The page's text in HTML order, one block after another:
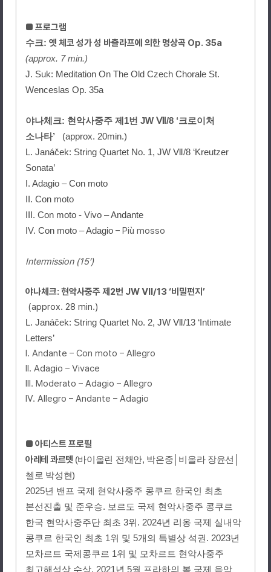
■ 프로그램
수크: 옛 체코 성가 성 바츨라프에 의한 명상곡 Op. 35a
(approx. 7 min.)
J. Suk: Meditation On The Old Czech Chorale St.
Wenceslas Op. 35a
야나체크: 현악사중주 제 1번 JW Ⅶ/8 ‘크로이처
소나타’
(approx. 20min.)
L. Janáček: String Quartet No. 1, JW Ⅶ/8 ‘Kreutzer
Sonata’
I. Adagio – Con moto
II. Con moto
III. Con moto - Vivo – Andante
IV. Con moto – Adagio – Più mosso
Intermission (15’)
야나체크: 현악사중주 제 2번 JW Ⅶ/13 ‘비밀편지 ’
(approx. 28 min.)
L. Janáček: String Quartet No. 2, JW Ⅶ/13 ‘Intimate
Letters’
I. Andante – Con moto – Allegro
II. Adagio – Vivace
III. Moderato – Adagio – Allegro
IV. Allegro – Andante – Adagio
■ 아티스트 프로필
아레테 콰르텟 (바이올린 전채안, 박은중 비올라 장윤선
첼로 박성현)
2025년 밴프 국제 현악사중주 콩쿠르 한국인 최초
본선진출 및 준우승. 보르도 국제 현악사중주 콩쿠르
한국 현악사중주단 최초 3위. 2024년 리옹 국제 실내악
콩쿠르 한국인 최초 1위 및 5개의 특별상 석권. 2023년
모차르트 국제콩쿠르 1위 및 모차르트 현악사중주
최고해석상 수상. 2021년 5월 프라하의 봄 국제 음악